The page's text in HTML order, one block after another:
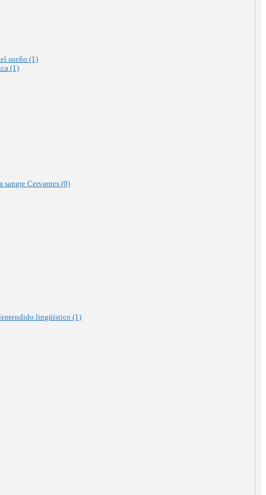
sueño (1)
(1)
sangre Cervantes (0)
lingüístico (1)